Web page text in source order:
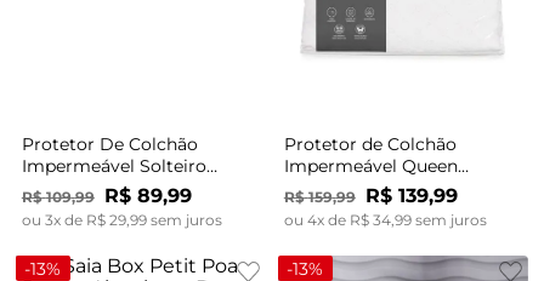
Protetor De Colchão
Impermeável Solteiro
Altenburg Branco
R$ 109,99 R$ 89,99
ou 3x de R$ 29, 99sem juros
Protetor de Colchão
Impermeável Queen
Altenburg Branco
R$ 159,99 R$ 139,99
ou 4x de R$ 34, 99sem juros
-13% -13%